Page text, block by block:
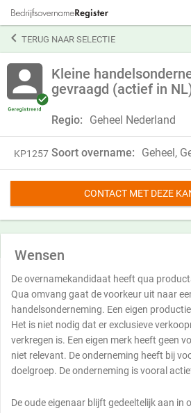
TERUG NAAR SELECTIE
Kleine
gevraagd (actief in
Regio: Geheel Nederland
KP1257 Soort overname: Geheel,
CONTACT MET DEZE
Wensen
De overnamekandidaat heeft qua
Qua omvang gaat de voorkeur uit naar
handelsonderneming. Een eigen
Het is niet nodig dat er exclusieve
verkregen is. Een eigen merk heeft geen
niet relevant. De onderneming heeft bij
doelgroep. De onderneming is vooral
De oude eigenaar blijft gedeeltelijk aan in